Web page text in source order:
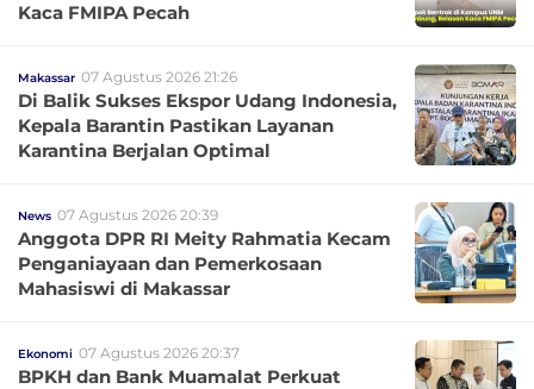
Kaca FMIPA Pecah
Makassar 07 Agustus 2026 21:26
Di Balik Sukses Ekspor Udang Indonesia,
Kepala Barantin Pastikan Layanan
Karantina Berjalan Optimal
News 07 Agustus 2026 20:39
Anggota DPR RI Meity Rahmatia Kecam
Penganiayaan dan Pemerkosaan
Mahasiswi di Makassar
Ekonomi 07 Agustus 2026 20:37
BPKH dan Bank Muamalat Perkuat